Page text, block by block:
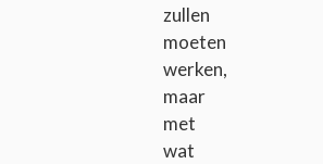
zullen
moeten
werken,
maar
met
wat